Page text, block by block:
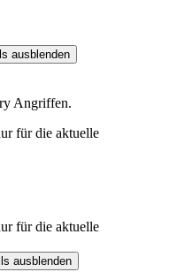
ausblenden
Angriffen.
für die aktuelle
für die aktuelle
ausblenden